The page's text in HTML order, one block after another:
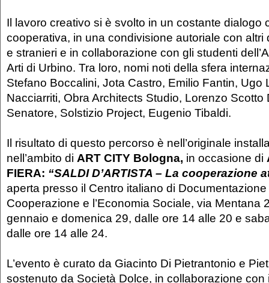
Il lavoro creativo si è svolto in un costante dialogo
cooperativa, in una condivisione autoriale con altri
e stranieri e in collaborazione con gli studenti
Arti di Urbino. Tra loro, nomi noti della sfera
Stefano Boccalini, Jota Castro, Emilio Fantin, Ugo
Nacciarriti, Obra Architects Studio, Lorenzo Scotto
Senatore, Solstizio Project, Eugenio Tibaldi.
Il risultato di questo percorso è nell’originale
nell’ambito di ART CITY Bologna, in occasione di
FIERA: “SALDI D’ARTISTA – La cooperazione
aperta presso il Centro italiano di
Cooperazione e l’Economia Sociale, via Mentana
gennaio e domenica 29, dalle ore 14 alle 20 e
dalle ore 14 alle 24.
L’evento è curato da Giacinto Di Pietrantonio e
sostenuto da Società Dolce, in collaborazione con